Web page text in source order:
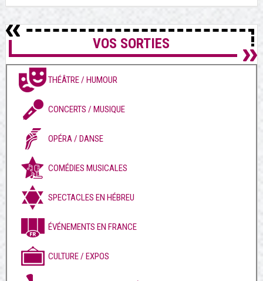
VOS SORTIES
THÉÂTRE / HUMOUR
CONCERTS / MUSIQUE
OPÉRA / DANSE
COMÉDIES MUSICALES
SPECTACLES EN HÉBREU
ÉVÉNEMENTS EN FRANCE
CULTURE / EXPOS